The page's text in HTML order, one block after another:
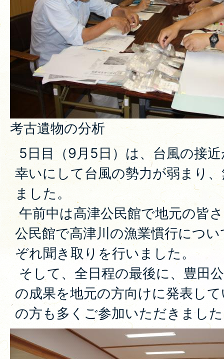
考古遺物の分析
5日目（9月5日）は、台風の接
幸いにして台風の勢力が弱まり
ました。
午前中は高津公民館で地元の皆
公民館で高津川の漁業慣行につ
ぞれ聞き取りを行いました。
そして、全日程の最後に、豊田
の成果を地元の方向けに発表し
の方も多くご参加いただきまし